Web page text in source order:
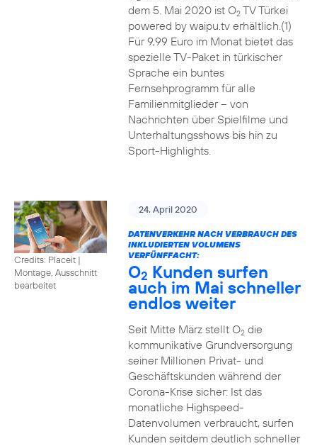
dem 5. Mai 2020 ist O2TV Türkei
powered by waipu.tv erhältlich.(1)
Für 9,99 Euro im Monat bietet das
spezielle TV-Paket in türkischer
Sprache ein buntes
Fernsehprogramm für alle
Familienmitglieder – von
Nachrichten über Spielfilme und
Unterhaltungsshows bis hin zu
Sport-Highlights.
Credits: Placeit |
Montage, Ausschnitt
bearbeitet
24. April 2020
DATENVERKEHR NACH VERBRAUCH DES
INKLUDIERTEN VOLUMENS
VERFÜNFFACHT:
O2 Kunden surfen
auch im Mai schneller
endlos weiter
Seit Mitte März stellt O2die
kommunikative Grundversorgung
seiner Millionen Privat- und
Geschäftskunden während der
Corona-Krise sicher: Ist das
monatliche Highspeed-
Datenvolumen verbraucht, surfen
Kunden seitdem deutlich schneller